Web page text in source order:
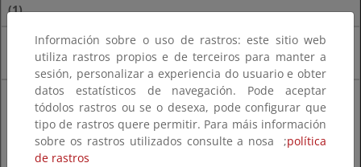
RL11
-0,010160
Información sobre o uso de rastros: este sitio web
utiliza rastros propios e de terceiros para manter a
sesión, personalizar a experiencia do usuario e obter
datos estatísticos de navegación. Pode aceptar
tódolos rastros ou se o desexa, pode configurar que
tipo de rastros quere permitir. Para máis información
sobre os rastros utilizados consulte a nosa ;política
de rastros